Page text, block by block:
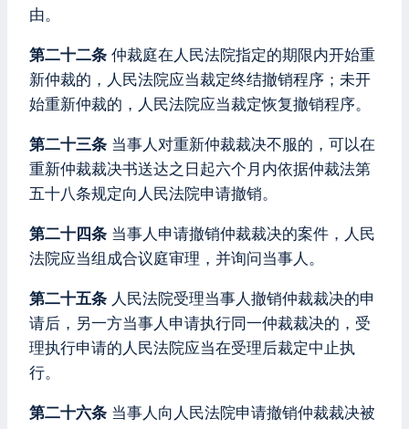
由。
第二十二条 仲裁庭在人民法院指定的期限内开始重
新仲裁的，人民法院应当裁定终结撤销程序；未开
始重新仲裁的，人民法院应当裁定恢复撤销程序。
第二十三条 当事人对重新仲裁裁决不服的，可以在
重新仲裁裁决书送达之日起六个月内依据仲裁法第
五十八条规定向人民法院申请撤销。
第二十四条 当事人申请撤销仲裁裁决的案件，人民
法院应当组成合议庭审理，并询问当事人。
第二十五条 人民法院受理当事人撤销仲裁裁决的申
请后，另一方当事人申请执行同一仲裁裁决的，受
理执行申请的人民法院应当在受理后裁定中止执
行。
第二十六条 当事人向人民法院申请撤销仲裁裁决被